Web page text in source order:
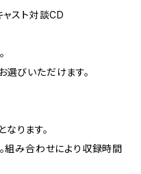
ャスト対談CD
びいただけます。
ります。
組み合わせにより収録時間